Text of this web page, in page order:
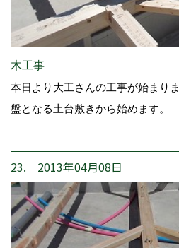
木工事
本日より大工さんの工事が始まり
盤となる土台敷きから始めます。
23. 2013年04月08日